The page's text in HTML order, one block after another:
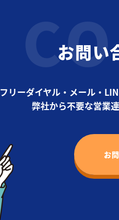
お問い
フリーダイヤル・メール・
弊社から不要な営業
お